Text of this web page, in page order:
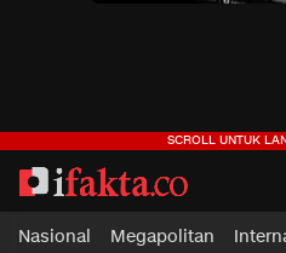
ifakta.co
#pastibenar
Nasional Megapolitan